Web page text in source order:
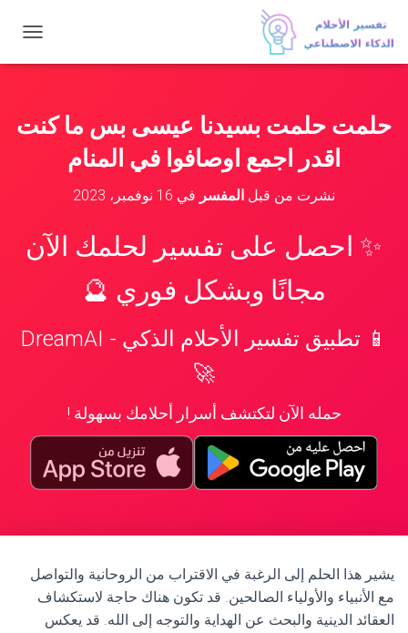
ب
ا
حلمت حلمت بسيدنا عيسى بس ما كنت
اقدر اجمع اوصافوا في المنام
نشرت من قبل المفسر في 16 نوفمبر، 2023
✨ احصل على تفسير لحلمك الآن
مجانًا وبشكل فوري 🔮
📱 تطبيق تفسير الأحلام الذكي - DreamAI
🚀
حمله الآن لتكتشف أسرار أحلامك بسهولة !
يشير هذا الحلم إلى الرغبة في الاقتراب من الروحانية والتواصل
مع الأنبياء والأولياء الصالحين. قد تكون هناك حاجة لاستكشاف
العقائد الدينية والبحث عن الهداية والتوجه إلى الله. قد يعكس